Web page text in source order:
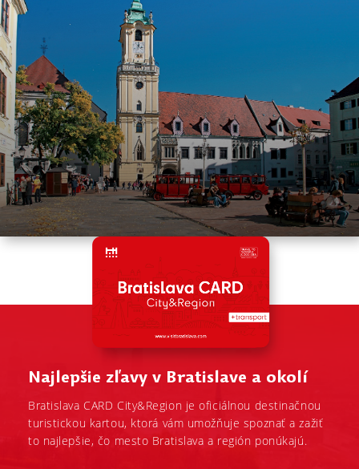
Najlepšie zľavy v Bratislave a okolí
Bratislava CARD City&Region je oficiálnou destinačnou
turistickou kartou, ktorá vám umožňuje spoznať a zažiť
to najlepšie, čo mesto Bratislava a región ponúkajú.